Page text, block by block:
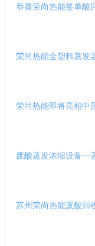
恭喜荣尚热能签单酸
荣尚热能全塑料蒸发
荣尚热能即将亮相中
废酸蒸发浓缩设备---
苏州荣尚热能废酸回